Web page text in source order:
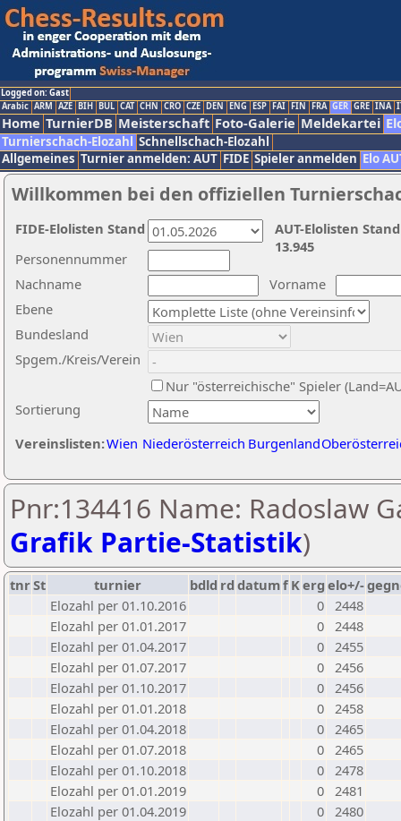
Logged on: Gast
Arabic ARM AZE BIH BUL CAT CHN CRO CZE DEN ENG ESP FAI FIN FRA GER GRE INA
Home TurnierDB Meisterschaft Foto-Galerie Meldekartei
Turnierschach-Elozahl Schnellschach-Elozahl
Allgemeines Turnier anmelden: AUT FIDE Spieler anmelden Elo
Willkommen bei den offiziellen
Nachname
Vorname
Ebene
Sortierung
Personennummer
Bundesland
Spgem./Kreis/Verein
Nur "österreichische" Spieler
Vereinslisten:Wien Niederösterreich Burgenland
AUT-Elolisten
13.945
FIDE-Elolisten Stand
Pnr:134416 Name: Radoslaw
Grafik Partie-Statistik)
tnrSt turnier bdld rd datumf Kerg elo+/-
Elozahl per 01.10.2016
0 2448
Elozahl per 01.01.2017
0 2448
Elozahl per 01.04.2017
0 2455
Elozahl per 01.07.2017
0 2456
Elozahl per 01.10.2017
0 2456
Elozahl per 01.01.2018
0 2458
Elozahl per 01.04.2018
0 2465
Elozahl per 01.07.2018
0 2465
Elozahl per 01.10.2018
0 2478
Elozahl per 01.01.2019
0 2481
Elozahl per 01.04.2019
0 2480